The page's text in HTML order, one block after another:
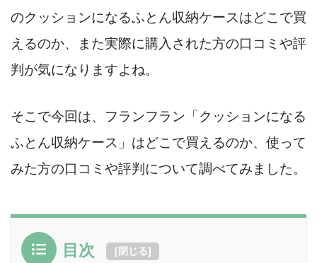
のクッションになるふとん収納ケースはどこで買
えるのか、また実際に購入された方の口コミや評
判が気になりますよね。
そこで今回は、フランフラン「クッションになる
ふとん収納ケース」はどこで買えるのか、使って
みた方の口コミや評判について調べてみました。
目次 [閉じる]